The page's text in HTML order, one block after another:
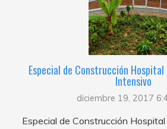
Especial de Construcción Hospital
Intensivo
diciembre 19, 2017
Especial de Construcción